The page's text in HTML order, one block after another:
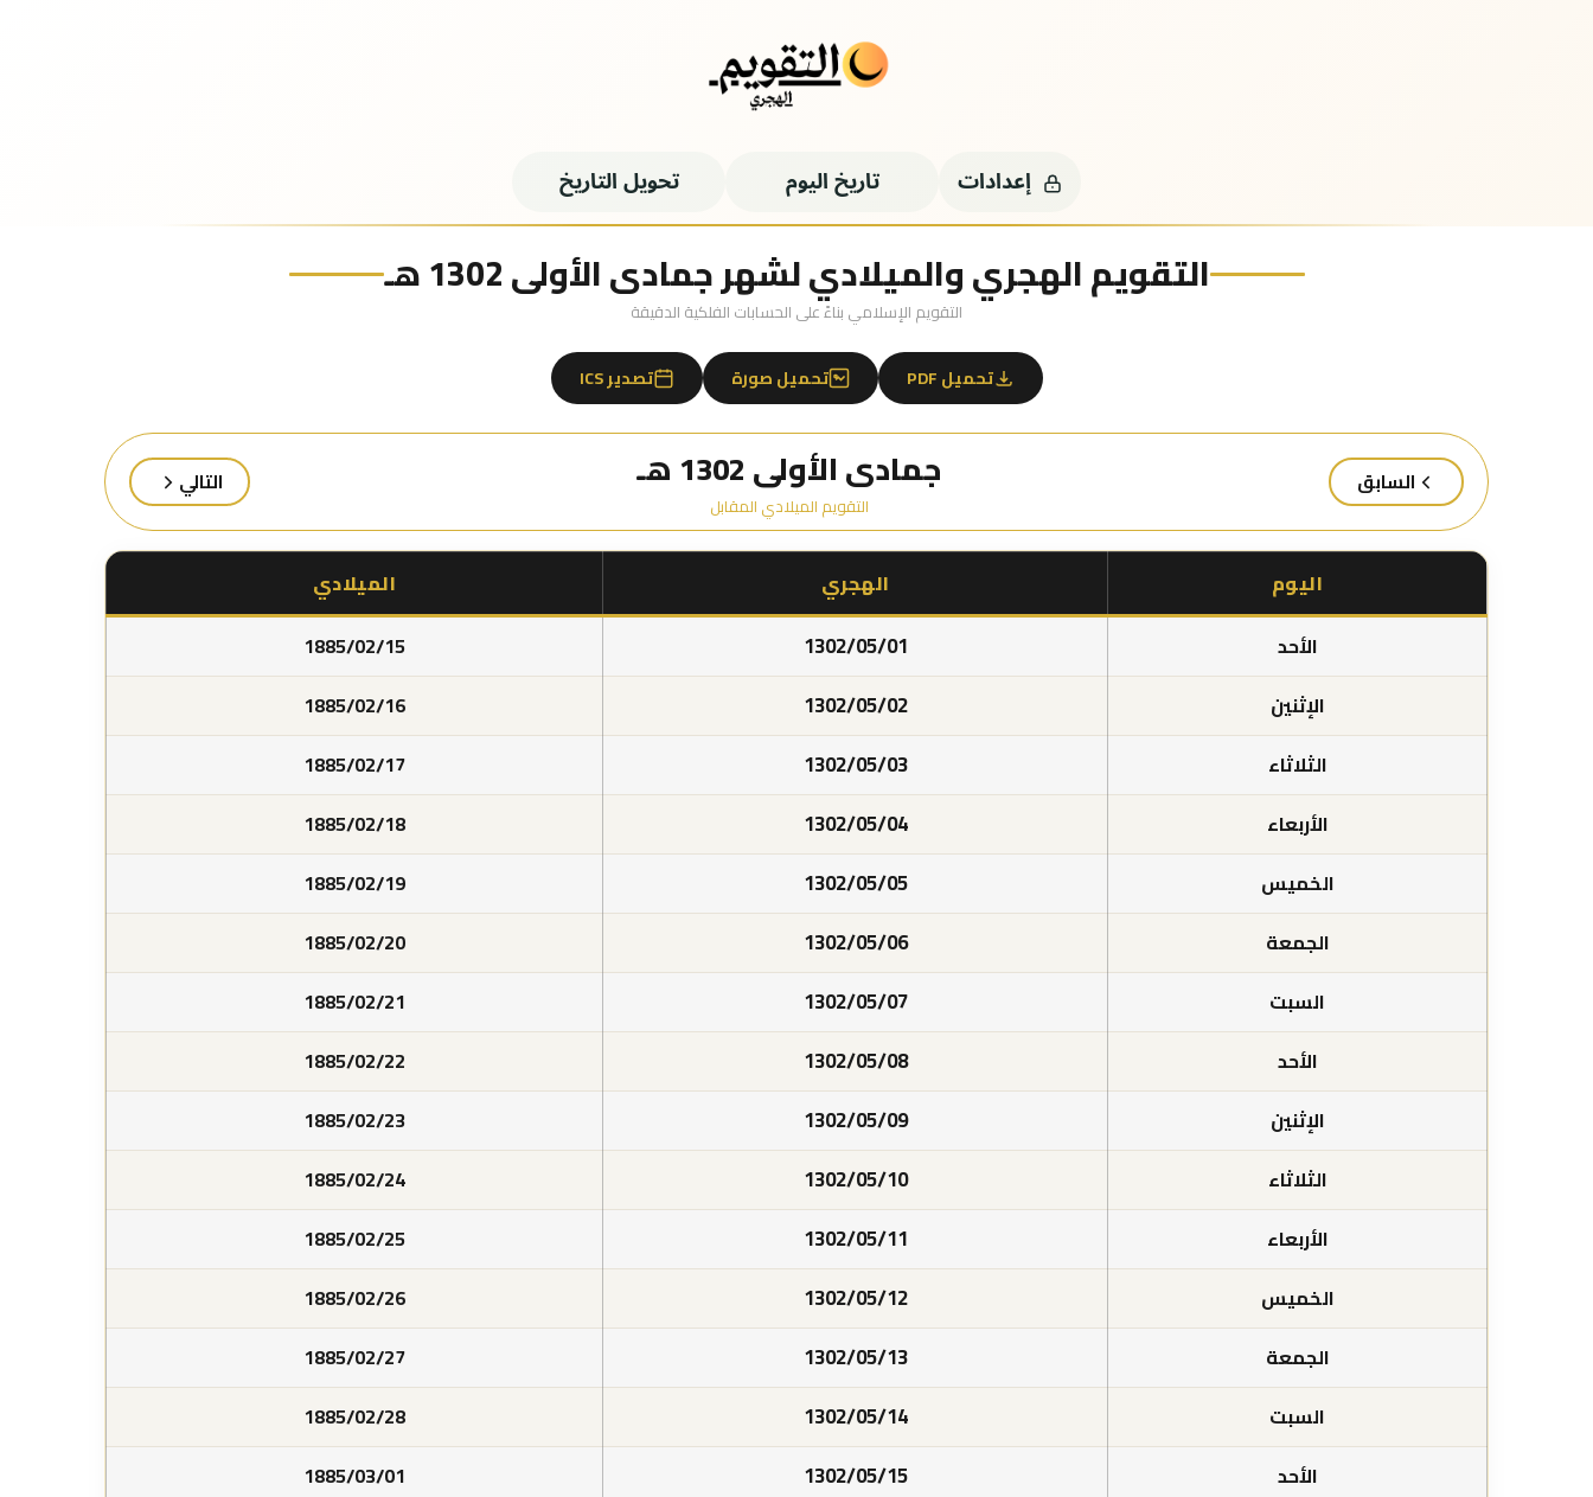
إعدادات تاريخ اليوم تحويل التاريخ
التقويم الهجري والميلادي لشهر جمادى الأولى 1302 هـ
التقويم الإسلامي بناءً على الحسابات الفلكية الدقيقة
تحميل PDF تحميل صورة تصدير ICS
السابق جمادى الأولى 1302 هـ
التقويم الميلادي المقابل
التالي
اليوم الهجري
الميلادي
الأحد
1302/05/01
1885/02/15
الإثنين
1302/05/02
1885/02/16
الثلاثاء
1302/05/03
1885/02/17
الأربعاء
1302/05/04
1885/02/18
الخميس
1302/05/05
1885/02/19
الجمعة
1302/05/06
1885/02/20
السبت
1302/05/07
1885/02/21
الأحد
1302/05/08
1885/02/22
الإثنين
1302/05/09
1885/02/23
الثلاثاء
1302/05/10
1885/02/24
الأربعاء
1302/05/11
1885/02/25
الخميس
1302/05/12
1885/02/26
الجمعة
1302/05/13
1885/02/27
السبت
1302/05/14
1885/02/28
الأحد
1302/05/15
1885/03/01